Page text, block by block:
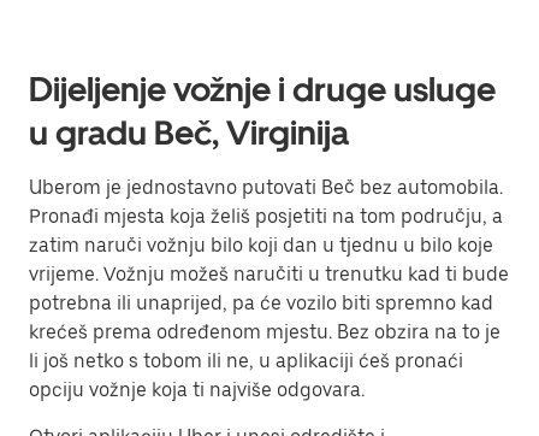
Dijeljenje vožnje i druge usluge
u gradu Beč, Virginija
Uberom je jednostavno putovati Beč bez automobila.
Pronađi mjesta koja želiš posjetiti na tom području, a
zatim naruči vožnju bilo koji dan u tjednu u bilo koje
vrijeme. Vožnju možeš naručiti u trenutku kad ti bude
potrebna ili unaprijed, pa će vozilo biti spremno kad
krećeš prema određenom mjestu. Bez obzira na to je
li još netko s tobom ili ne, u aplikaciji ćeš pronaći
opciju vožnje koja ti najviše odgovara.